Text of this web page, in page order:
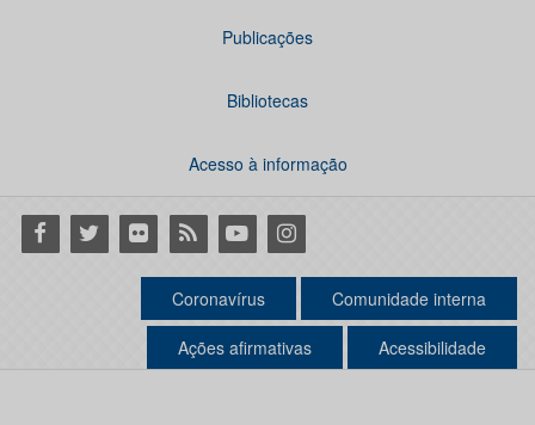
Publicações
Bibliotecas
Acesso à informação
Facebook
Twitter Flickr RSS YoutubeInstagram
Coronavírus Comunidade interna
Ações afirmativas Acessibilidade